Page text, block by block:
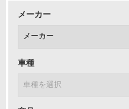
メーカー
車種